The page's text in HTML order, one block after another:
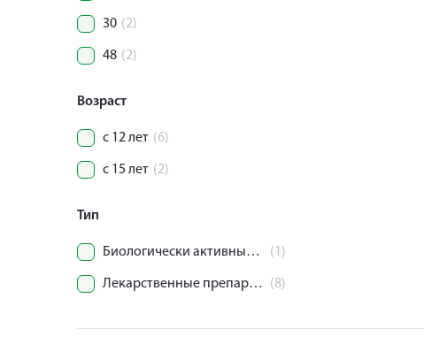
30 (2)
48 (2)
Возраст
с 12 лет (6)
с 15 лет (2)
Тип
Биологически активные добавки. (1)
Лекарственные препараты. (8)